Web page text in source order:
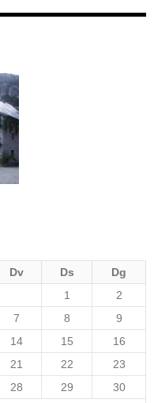
Dv Ds
Dg
1
2
7 8
9
14 15
16
21 22
23
28 29
30